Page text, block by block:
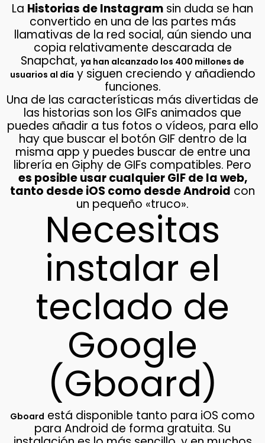
La Historias de Instagram sin duda se han
convertido en una de las partes más
llamativas de la red social, aún siendo una
copia relativamente descarada de
Snapchat, ya han alcanzado los 400 millones de
usuarios al día y siguen creciendo y añadiendo
funciones.
Una de las características más divertidas de
las historias son los GIFs animados que
puedes añadir a tus fotos o vídeos, para ello
hay que buscar el botón GIF dentro de la
misma app y puedes buscar de entre una
librería en Giphy de GIFs compatibles. Pero
es posible usar cualquier GIF de la web,
tanto desde iOS como desde Android con
un pequeño «truco».
Necesitas
instalar el
teclado de
Google
(Gboard)
Gboard está disponible tanto para iOS como
para Android de forma gratuita. Su